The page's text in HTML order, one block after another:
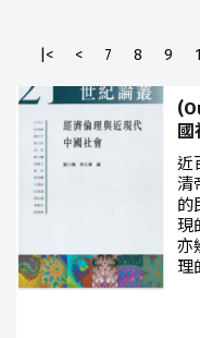
|<
< 7 8 9
近
清
的
現
亦
理